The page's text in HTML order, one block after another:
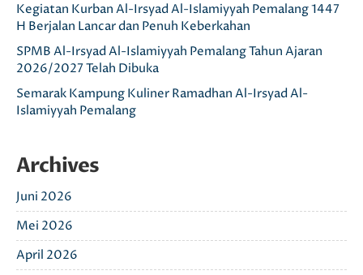
Kegiatan Kurban Al-Irsyad Al-Islamiyyah Pemalang 1447
H Berjalan Lancar dan Penuh Keberkahan
SPMB Al-Irsyad Al-Islamiyyah Pemalang Tahun Ajaran
2026/2027 Telah Dibuka
Semarak Kampung Kuliner Ramadhan Al-Irsyad Al-
Islamiyyah Pemalang
Archives
Juni 2026
Mei 2026
April 2026